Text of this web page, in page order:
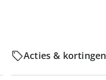
Acties & kortingen